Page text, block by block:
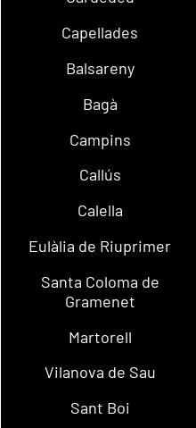
Capellades
Balsareny
Bagà
Campins
Callús
Calella
Eulàlia de Riuprimer
Santa Coloma de
Gramenet
Martorell
Vilanova de Sau
Sant Boi